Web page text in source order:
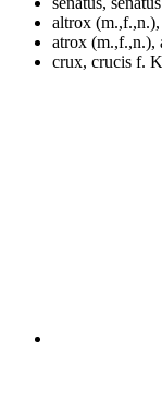
altrox
atrox (m.,f.,n.),
crux, crucis f.